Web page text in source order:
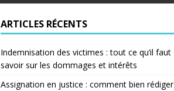
ARTICLES RÉCENTS
Indemnisation des victimes : tout ce qu’il faut
savoir sur les dommages et intérêts
Assignation en justice : comment bien rédiger